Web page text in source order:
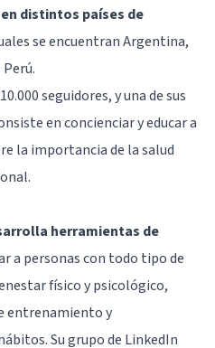
distintos países de
se encuentran Argentina,
seguidores, y una de sus
en concienciar y educar a
la importancia de la salud
herramientas de
a personas con todo tipo de
físico y psicológico,
entrenamiento y
Su grupo de LinkedIn